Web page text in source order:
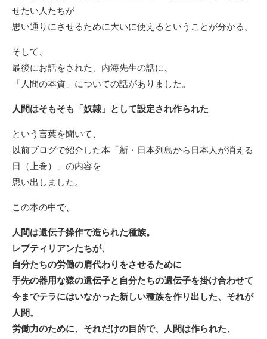
せたい人たちが
思い通りにさせるために大いに使えるということが分かる。
そして、
最後にお話をされた、内海先生の話に、
「人間の本質」についての話がありました。
人間はそもそも「奴隷」として設定され作られた
という言葉を聞いて、
以前ブログで紹介した本「新・日本列島から日本人が消える
日（上巻）」の内容を
思い出しました。
この本の中で、
人間は遺伝子操作で造られた種族。
レプティリアンたちが、
自分たちの労働の肩代わりをさせるために
手先の器用な猿の遺伝子と自分たちの遺伝子を掛け合わせて
今までテラにはいなかった新しい種族を作り出した、それが
人間。
労働力のために、それだけの目的で、人間は作られた、